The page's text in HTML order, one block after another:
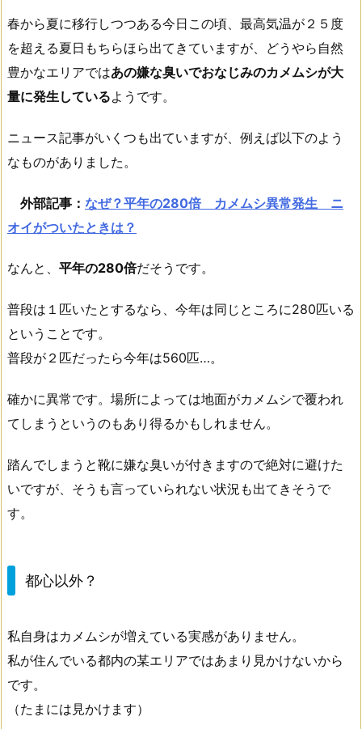
春から夏に移行しつつある今日この頃、最高気温が２５度
を超える夏日もちらほら出てきていますが、どうやら自然
豊かなエリアではあの嫌な臭いでおなじみのカメムシが大
量に発生しているようです。
ニュース記事がいくつも出ていますが、例えば以下のよう
なものがありました。
外部記事： なぜ？平年の280倍 カメムシ異常発生 ニ
オイがついたときは？
なんと、 平年の280倍だそうです。
普段は１匹いたとするなら、今年は同じところに280匹いる
ということです。
普段が２匹だったら今年は560匹…。
確かに異常です。場所によっては地面がカメムシで覆われ
てしまうというのもあり得るかもしれません。
踏んでしまうと靴に嫌な臭いが付きますので絶対に避けた
いですが、そうも言っていられない状況も出てきそうで
す。
都心以外？
私自身はカメムシが増えている実感がありません。
私が住んでいる都内の某エリアではあまり見かけないから
です。
（たまには見かけます）